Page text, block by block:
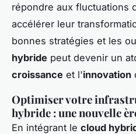
répondre aux fluctuations
accélérer leur
bonnes stratégies et les
hybride peut devenir un
croissance et l'innovation
Optimiser votre
hybride : une nouvelle
En intégrant le cloud